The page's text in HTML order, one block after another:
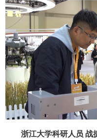
浙江大学科研人员 战